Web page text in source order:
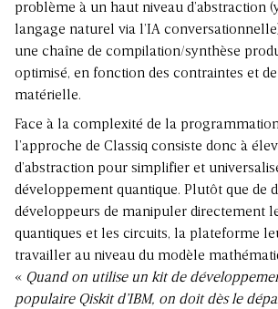
problème à un haut niveau d’abstraction
langage naturel via l’IA
une chaîne de compilation/synthèse
optimisé, en fonction des contraintes et
matérielle.
Face à la complexité de la
l’approche de Classiq consiste donc à
d’abstraction pour simplifier et
développement quantique. Plutôt que de
développeurs de manipuler directement
quantiques et les circuits, la plateforme
travailler au niveau du modèle
« Quand on utilise un kit de
populaire Qiskit d’IBM, on doit dès le